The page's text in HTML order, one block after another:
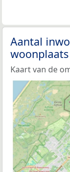
Aantal
Kaart van de